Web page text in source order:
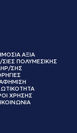
ΑΞΙΑ
ΣΙΕΣ ΠΟΛΥΜΕΣΙΚΗΣ
ΣΗΣ
ΧΡΗΣΗΣ